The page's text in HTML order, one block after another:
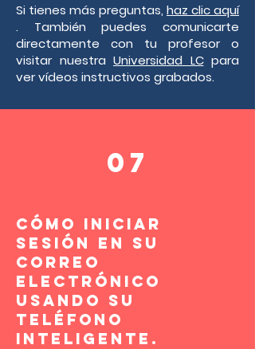
Si tienes más preguntas, haz clic aquí
. También puedes comunicarte
directamente con tu profesor o
visitar nuestra Universidad LCpara
ver vídeos instructivos grabados.
07
Cómo iniciar
sesión en su
correo
electrónico
usando su
teléfono
inteligente.